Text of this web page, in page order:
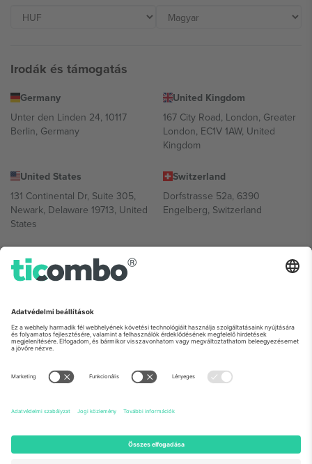
Irodák és támogatás
Germany
Unter den Linden 24, 10117
Berlin, Germany
United Kingdom
167 City Road, London, Greater
London, EC1V 1AW, United
Kingdom
United States
131 Continental Dr, Suite 305,
Newark, Delaware 19713, United
States
Switzerland
Dorfstrasse 52a, 6390
Engelberg, Switzerland
Bulgaria
Regus Sofia City West, bul
UAE Dubai Silicon Oasis, DDP
Mexico
Av Chapultepec 360, Roma
Norte, Cuauhtémoc, 06700
Ciudad de México, CDMX,
tartománytól függően változhat. A részletekért tekintse meg az
adott esemény oldalát, az Impresszumot és a Feltételeket.,